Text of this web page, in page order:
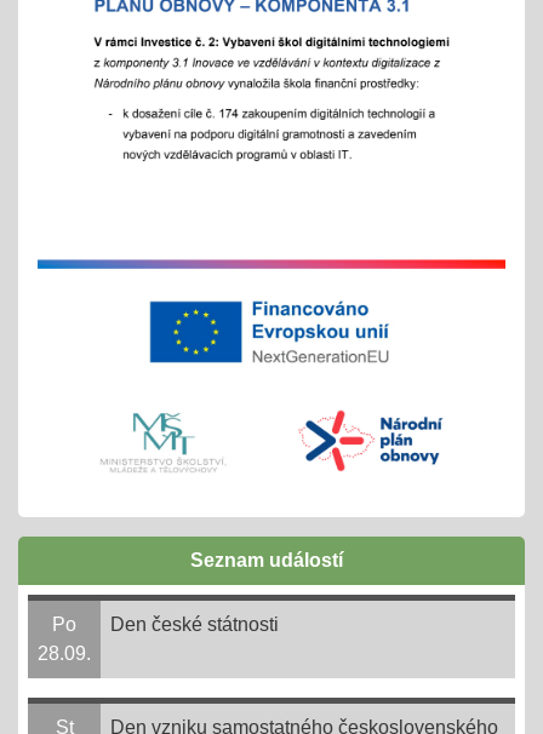
Adaptační týden - tradiční
01.09.2025
- celoškoní akce 1.- 5. 9./ aktivity pro zlepšení
komunikace a sociálního klima
tradiční červnové akce
inovativní vzdělávání
Buďme EKO, buďme FAJN
inov. vzdělávání Šablony II OPJAK
celoškolní projekt
Zápisy do ZŠ pro školní rok 2025/2026
1. - 30. 4. + následně do 31. 8. 2025
online 1. - 11. 4. 2025
14.03.2025
Seznam událostí
Po
28.09.
Den české státnosti
St
Den vzniku samostatného československého